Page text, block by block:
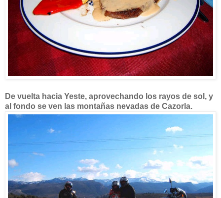
De vuelta hacia Yeste, aprovechando los rayos de sol, y
al fondo se ven las montañas nevadas de Cazorla.